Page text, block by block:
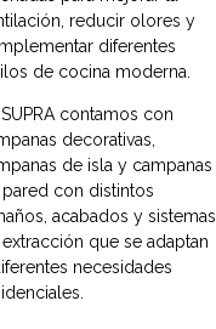
reducir olores y
diferentes
de cocina moderna.
SUPRA contamos con
decorativas,
de isla y campanas
con distintos
acabados y sistemas
que se adaptan
necesidades